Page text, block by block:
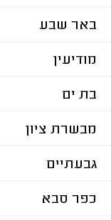
באר שבע
מודיעין
בת ים
מבשרת ציון
גבעתיים
כפר סבא